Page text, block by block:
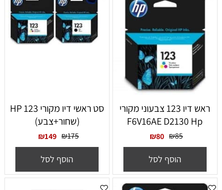
ראש דיו 123 צבעוני מקורי
F6V16AE D2130 Hp
₪85
₪80
הוסף לסל
סט ראשי דיו מקורי HP 123
(שחור+צבע)
₪175
₪149
הוסף לסל